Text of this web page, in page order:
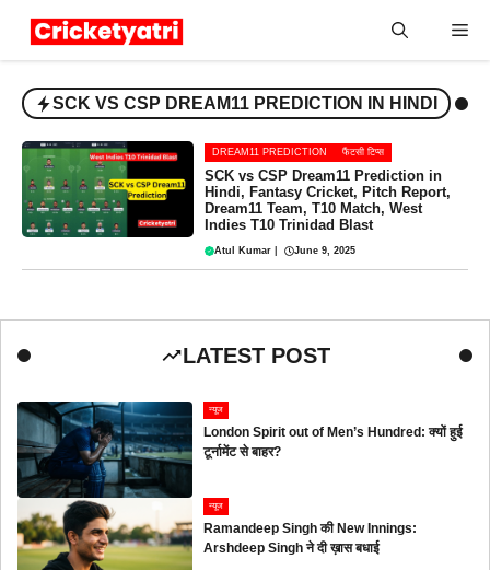
SCK VS CSP DREAM11 PREDICTION IN HINDI
DREAM11 PREDICTION फैंटसी टिप्स
SCK vs CSP Dream11 Prediction in
Hindi, Fantasy Cricket, Pitch Report,
Dream11 Team, T10 Match, West
Indies T10 Trinidad Blast
Atul Kumar June 9, 2025
LATEST POST
न्यूज
London Spirit out of Men’s Hundred: क्यों हुई
टूर्नामेंट से बाहर?
न्यूज
Ramandeep Singh की New Innings:
Arshdeep Singh ने दी ख़ास बधाई